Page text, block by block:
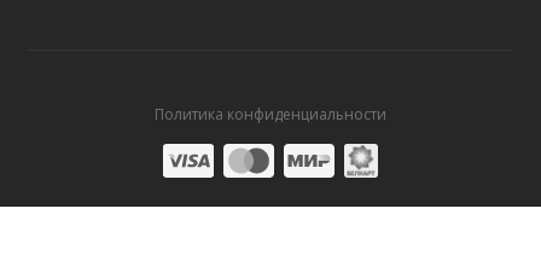
Политика конфиденциальности